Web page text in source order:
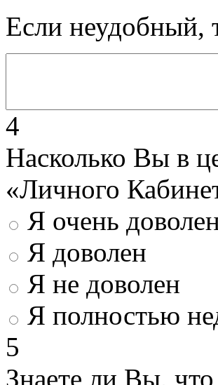
Если неудобный,
4
Насколько Вы в
«Личного
Я очень
Я доволен
Я не доволен
Я полностью
5
Знаете ли Вы,